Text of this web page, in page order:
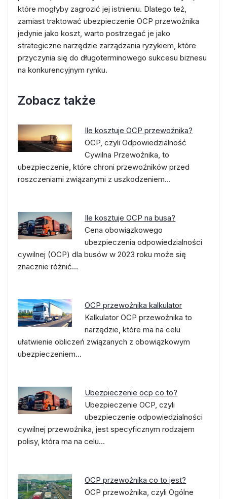
które mogłyby zagrozić jej istnieniu. Dlatego też,
zamiast traktować ubezpieczenie OCP przewoźnika
jedynie jako koszt, warto postrzegać je jako
strategiczne narzędzie zarządzania ryzykiem, które
przyczynia się do długoterminowego sukcesu biznesu
na konkurencyjnym rynku.
Zobacz także
Ile kosztuje OCP przewoźnika?
OCP, czyli Odpowiedzialność
Cywilna Przewoźnika, to
ubezpieczenie, które chroni przewoźników przed
roszczeniami związanymi z uszkodzeniem…
Ile kosztuje OCP na busa?
Cena obowiązkowego
ubezpieczenia odpowiedzialności
cywilnej (OCP) dla busów w 2023 roku może się
znacznie różnić…
OCP przewoźnika kalkulator
Kalkulator OCP przewoźnika to
narzędzie, które ma na celu
ułatwienie obliczeń związanych z obowiązkowym
ubezpieczeniem…
Ubezpieczenie ocp co to?
Ubezpieczenie OCP, czyli
ubezpieczenie odpowiedzialności
cywilnej przewoźnika, jest specyficznym rodzajem
polisy, która ma na celu…
OCP przewoźnika co to jest?
OCP przewoźnika, czyli Ogólne